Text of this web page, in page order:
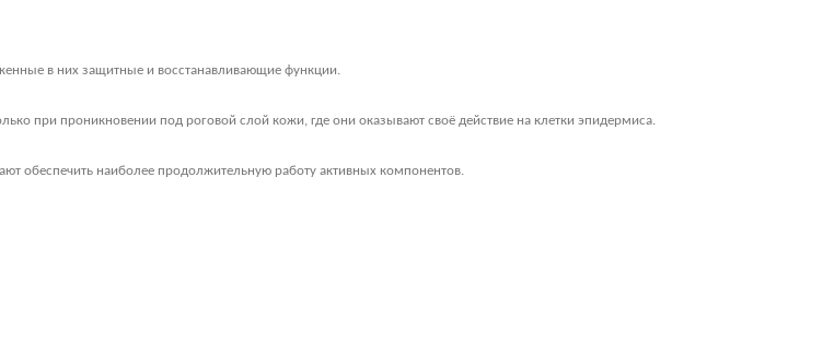
в них защитные и восстанавливающие функции.
при проникновении под роговой слой кожи, где они оказывают своё действие на клетки эпидермиса.
обеспечить наиболее продолжительную работу активных компонентов.